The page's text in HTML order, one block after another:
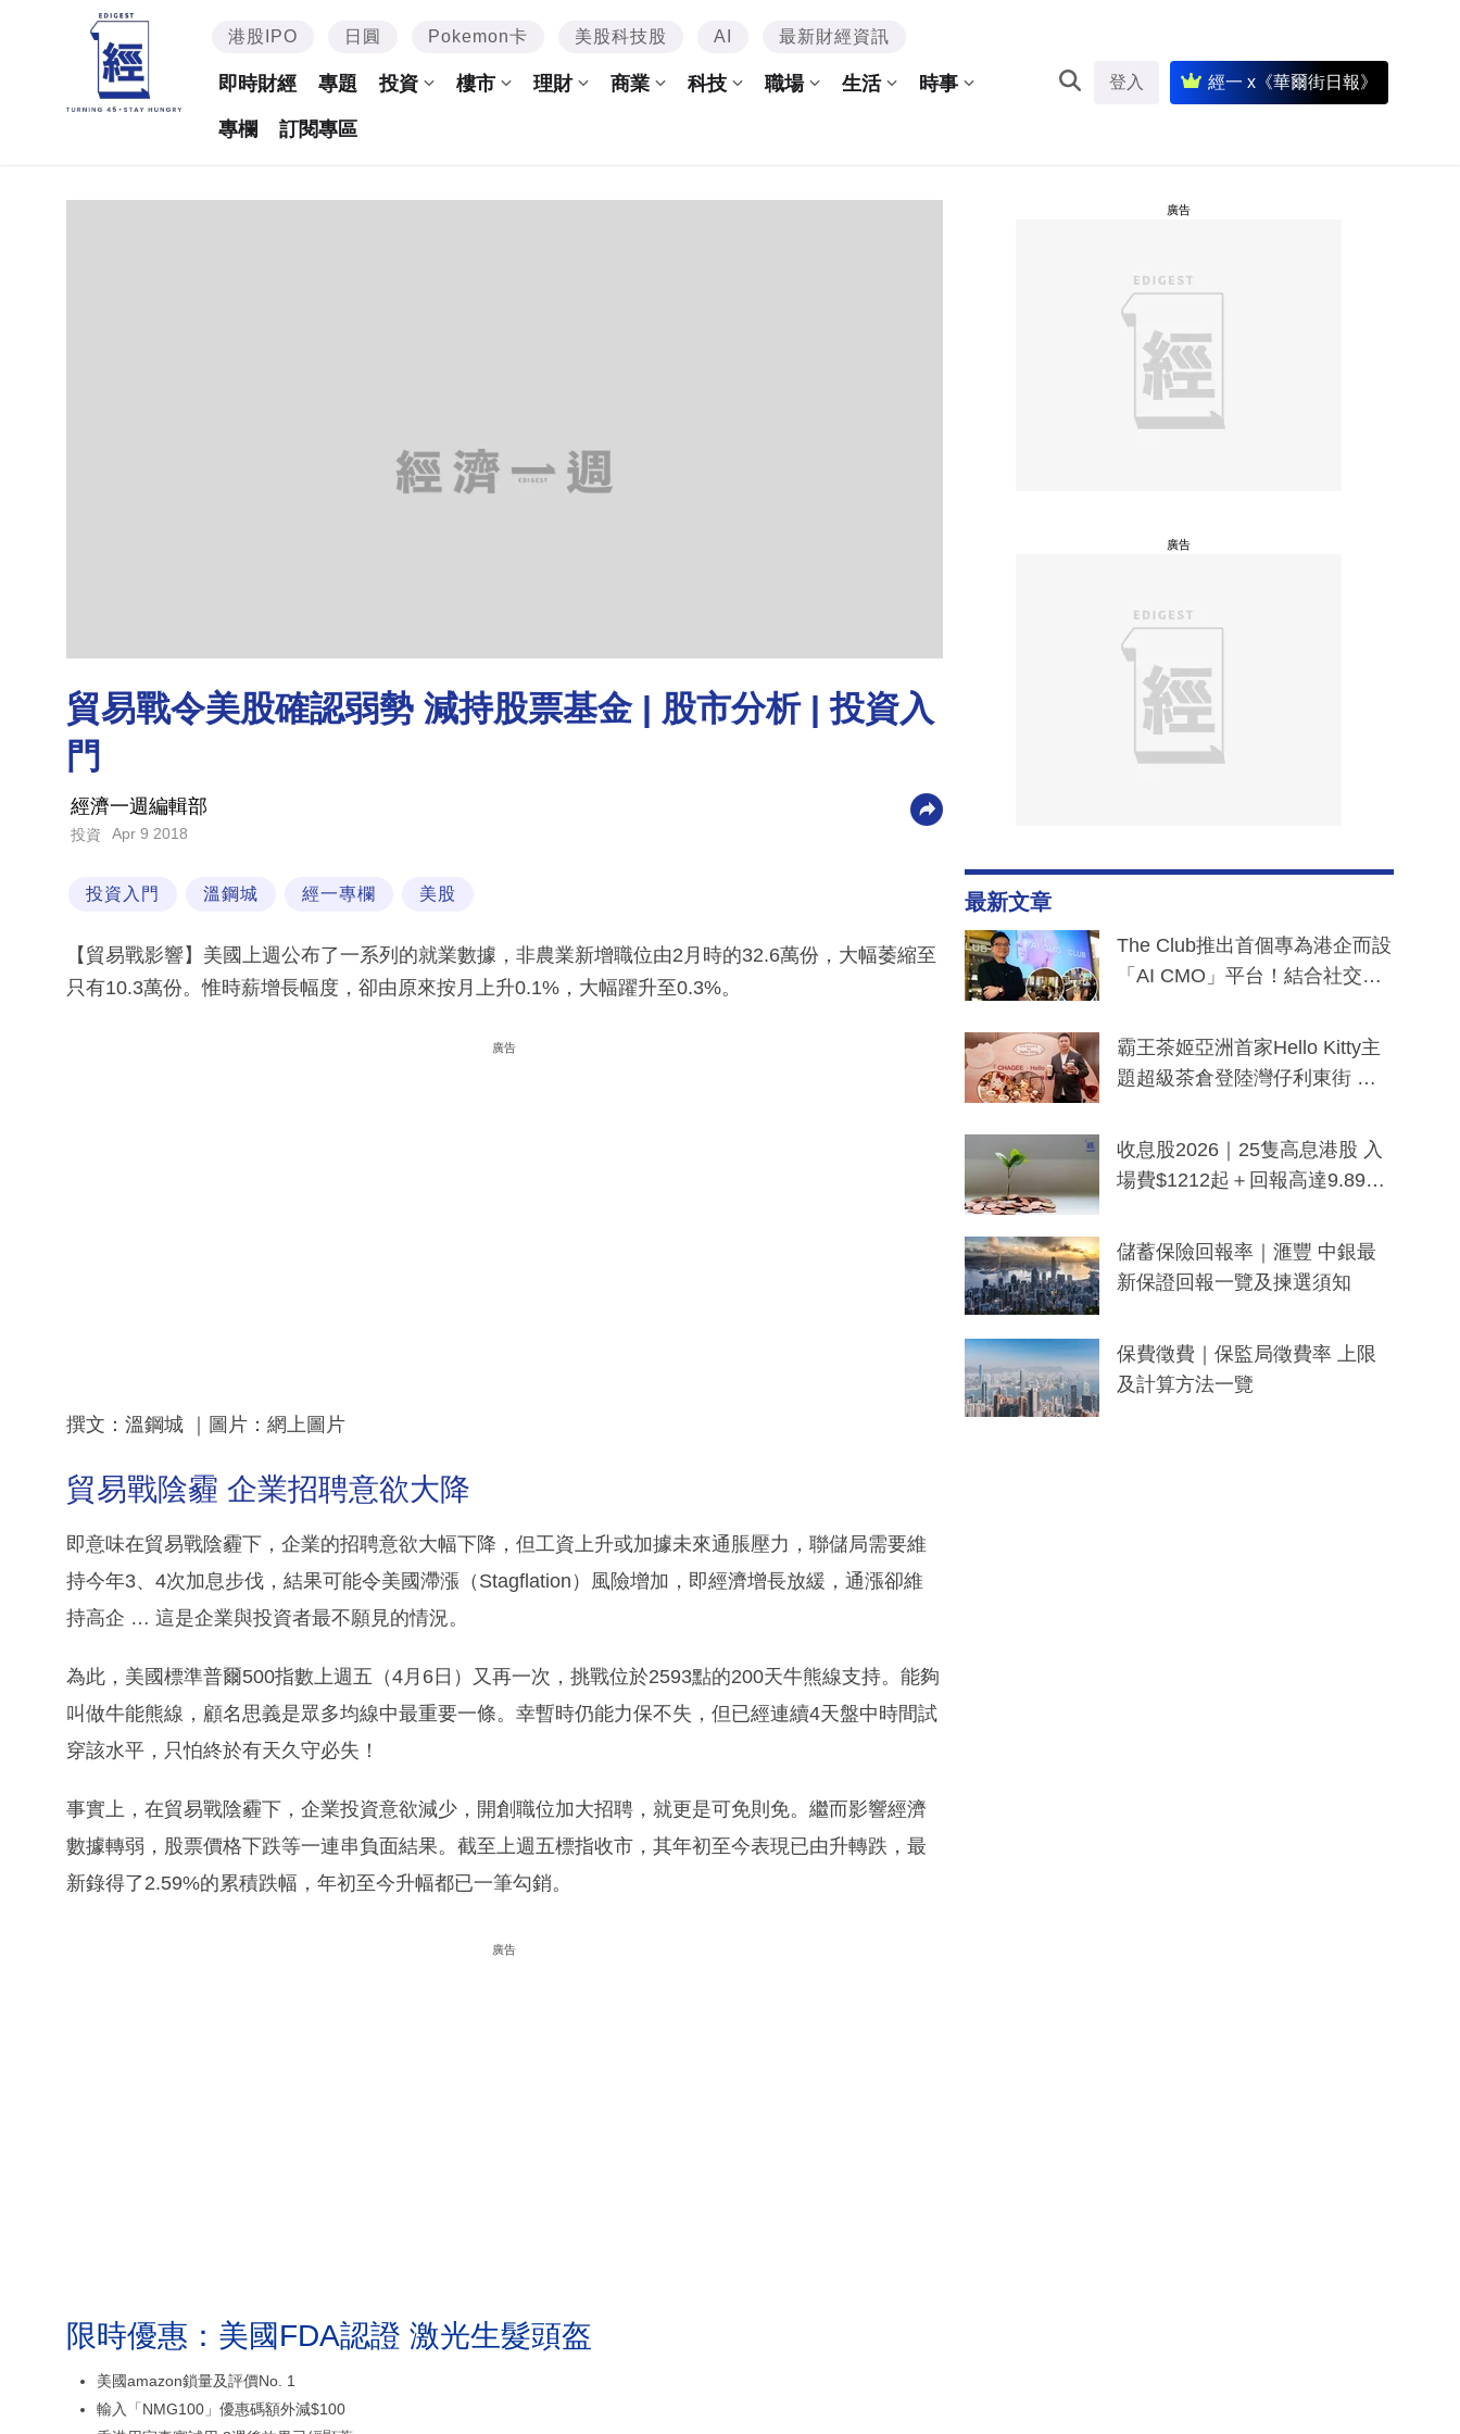
港股IPO 日圓 Pokemon卡 美股科技股 AI 最新財經資訊
即時財經 專題 投資 樓市 理財 商業 科技 職場 生活 時事
專欄 訂閱專區
登入 經一 x《華爾街日報》
貿易戰令美股確認弱勢 減持股票基金 | 股市分析 | 投資入
門
經濟一週編輯部
投資 Apr 9 2018
投資入門 溫鋼城 經一專欄 美股
【貿易戰影響】美國上週公布了一系列的就業數據，非農業新增職位由2月時的32.6萬份，大幅萎縮至
只有10.3萬份。惟時薪增長幅度，卻由原來按月上升0.1%，大幅躍升至0.3%。
廣告
撰文：溫鋼城 ｜圖片：網上圖片
貿易戰陰霾 企業招聘意欲大降
即意味在貿易戰陰霾下，企業的招聘意欲大幅下降，但工資上升或加據未來通脹壓力，聯儲局需要維
持今年3、4次加息步伐，結果可能令美國滯漲（Stagflation）風險增加，即經濟增長放緩，通漲卻維
持高企 … 這是企業與投資者最不願見的情況。
為此，美國標準普爾500指數上週五（4月6日）又再一次，挑戰位於2593點的200天牛熊線支持。能夠
叫做牛能熊線，顧名思義是眾多均線中最重要一條。幸暫時仍能力保不失，但已經連續4天盤中時間試
穿該水平，只怕終於有天久守必失！
事實上，在貿易戰陰霾下，企業投資意欲減少，開創職位加大招聘，就更是可免則免。繼而影響經濟
數據轉弱，股票價格下跌等一連串負面結果。截至上週五標指收市，其年初至今表現已由升轉跌，最
新錄得了2.59%的累積跌幅，年初至今升幅都已一筆勾銷。
廣告
限時優惠：美國FDA認證 激光生髮頭盔
美國amazon鎖量及評價No. 1
輸入「NMG100」優惠碼額外減$100
廣告
廣告
最新文章
The Club推出首個專為港企而設
「AI CMO」平台！結合社交聆
分鐘生成「貼地」宣傳短片
霸王茶姬亞洲首家Hello Kitty主
題超級茶倉登陸灣仔利東街 推
y及香港限定特調系列
收息股2026｜25隻高息港股 入
場費$1212起＋回報高達9.89
儲蓄保險回報率｜滙豐 中銀最
新保證回報一覽及揀選須知
保費徵費｜保監局徵費率 上限
及計算方法一覽